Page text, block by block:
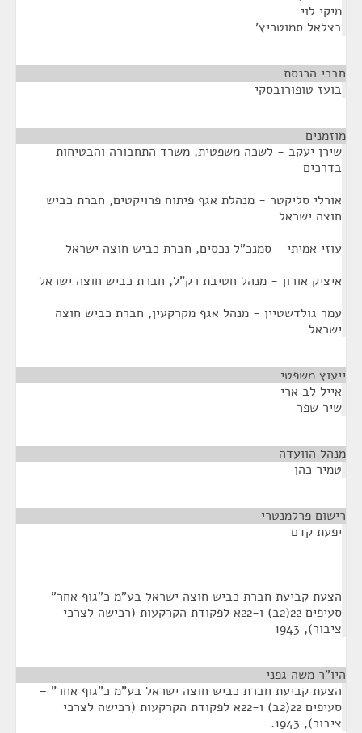
מיקי לוי
בצלאל סמוטריץ'
חברי הכנסת
בועז טופורובסקי
מוזמנים
שירן יעקב - לשכה משפטית, משרד התחבורה והבטיחות
בדרכים
אורלי סליקטר - מנהלת אגף פיתוח פרויקטים, חברת כביש
חוצה ישראל
עוזי אמיתי - סמנכ"ל נכסים, חברת כביש חוצה ישראל
איציק אורון - מנהל חטיבת רק"ל, חברת כביש חוצה ישראל
עמר גולדשטיין - מנהל אגף מקרקעין, חברת כביש חוצה
ישראל
ייעוץ משפטי
אייל לב ארי
שיר שפר
מנהל הוועדה
טמיר כהן
רישום פרלמנטרי
יפעת קדם
הצעת קביעת חברת כביש חוצה ישראל בע"מ כ"גוף אחר" –
סעיפים 22(2ב) ו-22א לפקודת הקרקעות (רכישה לצרכי
ציבור), 1943
היו"ר משה גפני
הצעת קביעת חברת כביש חוצה ישראל בע"מ כ"גוף אחר" –
סעיפים 22(2ב) ו-22א לפקודת הקרקעות (רכישה לצרכי
ציבור), 1943.